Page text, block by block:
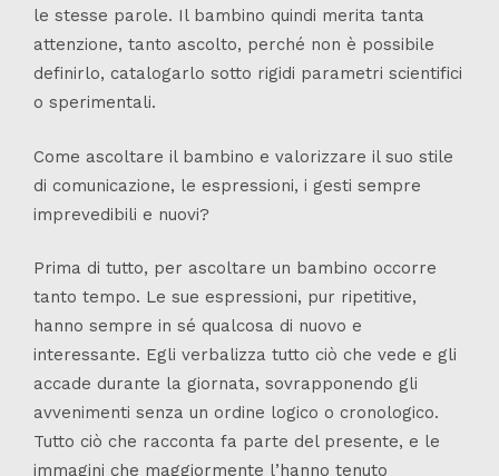
le stesse parole. Il bambino quindi merita tanta
attenzione, tanto ascolto, perché non è possibile
definirlo, catalogarlo sotto rigidi parametri scientifici
o sperimentali.
Come ascoltare il bambino e valorizzare il suo stile
di comunicazione, le espressioni, i gesti sempre
imprevedibili e nuovi?
Prima di tutto, per ascoltare un bambino occorre
tanto tempo. Le sue espressioni, pur ripetitive,
hanno sempre in sé qualcosa di nuovo e
interessante. Egli verbalizza tutto ciò che vede e gli
accade durante la giornata, sovrapponendo gli
avvenimenti senza un ordine logico o cronologico.
Tutto ciò che racconta fa parte del presente, e le
immagini che maggiormente l’hanno tenuto